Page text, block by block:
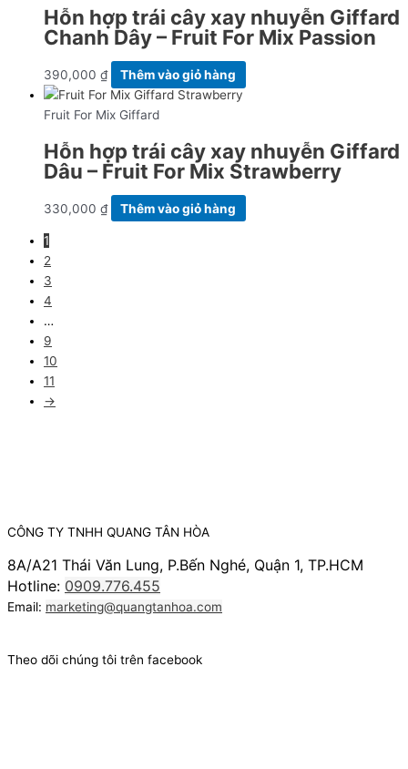
Hỗn hợp trái cây xay nhuyễn Giffard
Chanh Dây – Fruit For Mix Passion
390,000 ₫ Thêm vào giỏ hàng
Fruit For Mix Giffard
Hỗn hợp trái cây xay nhuyễn Giffard
Dâu – Fruit For Mix Strawberry
330,000 ₫ Thêm vào giỏ hàng
1
2
3
4
…
9
10
11
→
CÔNG TY TNHH QUANG TÂN HÒA
8A/A21 Thái Văn Lung, P.Bến Nghé, Quận 1, TP.HCM
Hotline: 0909.776.455
Email: marketing@quangtanhoa.com
Theo dõi chúng tôi trên facebook